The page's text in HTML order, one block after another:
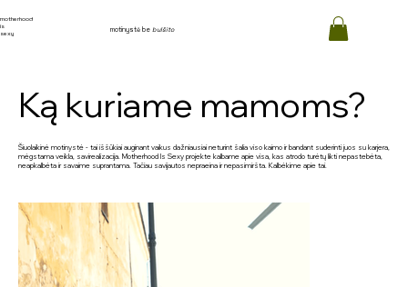
motinystė bebulšito
motherhood
is
sexy
Ką kuriame mamoms?
Šiuolaikinė motinystė - tai iššūkiai auginant vaikus dažniausiai neturint šalia viso kaimo ir bandant suderinti juos su karjera,
mėgstama veikla, savirealizacija. Motherhood Is Sexy projekte kalbame apie visa, kas atrodo turėtų likti nepastebėta,
neapkalbėta ir savaime suprantama. Tačiau savijautos nepraeina ir nepasimiršta. Kalbėkime apie tai.